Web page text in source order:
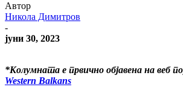
Автор
Никола Димитров
-
јуни 30, 2023
*Колумната е првично објавена на веб
Western Balkans